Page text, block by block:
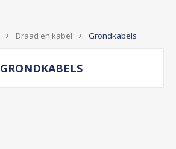
Draad en kabel Grondkabels
GRONDKABELS